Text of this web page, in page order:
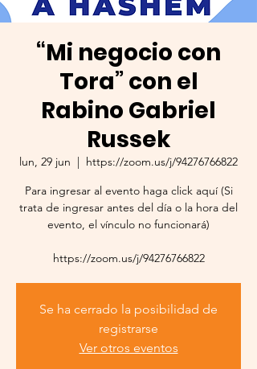
“Mi negocio con
Tora” con el
Rabino Gabriel
Russek
lun, 29 jun
  |
https://zoom.us/j/94276766822
Para ingresar al evento haga click aquí (Si
trata de ingresar antes del día o la hora del
evento, el vínculo no funcionará)
https://zoom.us/j/94276766822
Se ha cerrado la posibilidad de
registrarse
Ver otros eventos